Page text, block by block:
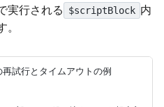
実行される
$scriptBlock 内
。
試行とタイムアウトの例